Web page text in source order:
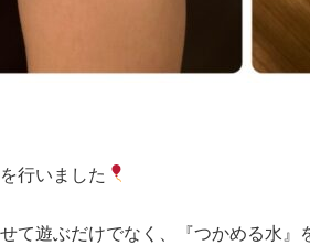
行いました
て遊ぶだけでなく、『つかめる水』